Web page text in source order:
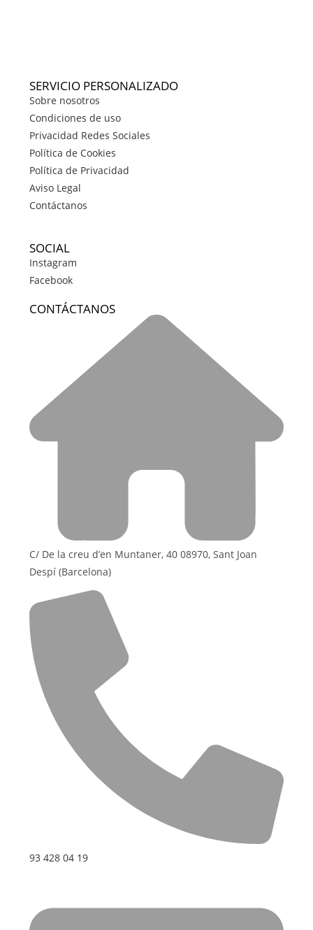
SERVICIO PERSONALIZADO
Sobre nosotros
Condiciones de uso
Privacidad Redes Sociales
Política de Cookies
Política de Privacidad
Aviso Legal
Contáctanos
SOCIAL
Instagram
Facebook
CONTÁCTANOS
C/ De la creu d’en Muntaner, 40 08970, Sant Joan
Despí (Barcelona)
93 428 04 19